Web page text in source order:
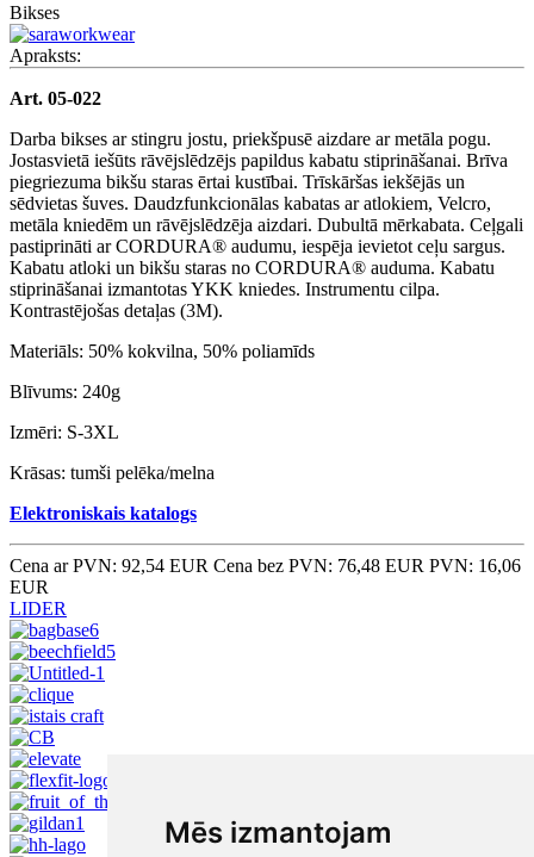
Mēs izmantojam
Bikses
Apraksts:
Art. 05-022
Darba bikses ar stingru jostu, priekšpusē aizdare ar metāla pogu.
Jostasvietā iešūts rāvējslēdzējs papildus kabatu stiprināšanai. Brīva
piegriezuma bikšu staras ērtai kustībai. Trīskāršas iekšējās un
sēdvietas šuves. Daudzfunkcionālas kabatas ar atlokiem, Velcro,
metāla kniedēm un rāvējslēdzēja aizdari. Dubultā mērkabata. Ceļgali
pastiprināti ar CORDURA® audumu, iespēja ievietot ceļu sargus.
Kabatu atloki un bikšu staras no CORDURA® auduma. Kabatu
stiprināšanai izmantotas YKK kniedes. Instrumentu cilpa.
Kontrastējošas detaļas (3M).
Materiāls: 50% kokvilna, 50% poliamīds
Blīvums: 240g
Izmēri: S-3XL
Krāsas: tumši pelēka/melna
Elektroniskais katalogs
Cena ar PVN: 92,54 EUR Cena bez PVN: 76,48 EUR PVN: 16,06
EUR
LIDER